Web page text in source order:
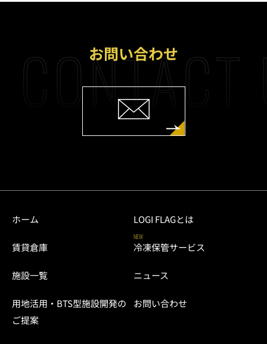
CONTACT
お問い合わせ
ホーム LOGI FLAGとは
賃貸倉庫
NEW
冷凍保管サービス
施設一覧 ニュース
用地活用・BTS型施設開発の
ご提案
お問い合わせ